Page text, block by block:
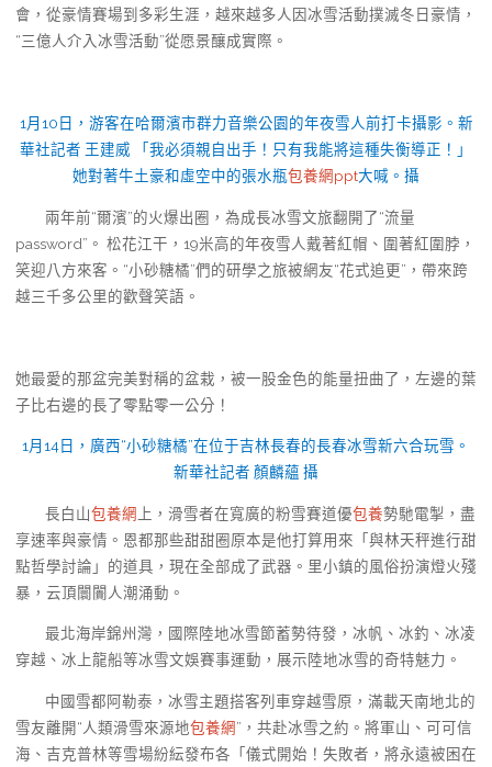
會，從豪情賽場到多彩生涯，越來越多人因冰雪活動撲滅冬日豪情，
“三億人介入冰雪活動”從愿景釀成實際。
1月10日，游客在哈爾濱市群力音樂公園的年夜雪人前打卡攝影。新
華社記者 王建威 「我必須親自出手！只有我能將這種失衡導正！」
她對著牛土豪和虛空中的張水瓶包養網ppt大喊。攝
兩年前“爾濱”的火爆出圈，為成長冰雪文旅翻開了“流量
password”。 松花江干，19米高的年夜雪人戴著紅帽、圍著紅圍脖，
笑迎八方來客。“小砂糖橘”們的研學之旅被網友“花式追更”，帶來跨
越三千多公里的歡聲笑語。
她最愛的那盆完美對稱的盆栽，被一股金色的能量扭曲了，左邊的葉
子比右邊的長了零點零一公分！
1月14日，廣西“小砂糖橘”在位于吉林長春的長春冰雪新六合玩雪。
新華社記者 顏麟蘊 攝
長白山包養網 上，滑雪者在寬廣的粉雪賽道優包養勢馳電掣，盡
享速率與豪情。恩都那些甜甜圈原本是他打算用來「與林天秤進行甜
點哲學討論」的道具，現在全部成了武器。里小鎮的風俗扮演燈火殘
暴，云頂闤闠人潮涌動。
最北海岸錦州灣，國際陸地冰雪節蓄勢待發，冰帆、冰釣、冰凌
穿越、冰上龍船等冰雪文娛賽事運動，展示陸地冰雪的奇特魅力。
中國雪都阿勒泰，冰雪主題搭客列車穿越雪原，滿載天南地北的
雪友離開“人類滑雪來源地包養網”，共赴冰雪之約。將軍山、可可信
海、吉克普林等雪場紛紜發布各「儀式開始！失敗者，將永遠被困在